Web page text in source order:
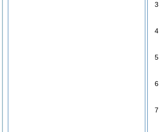
3
4
5
6
7